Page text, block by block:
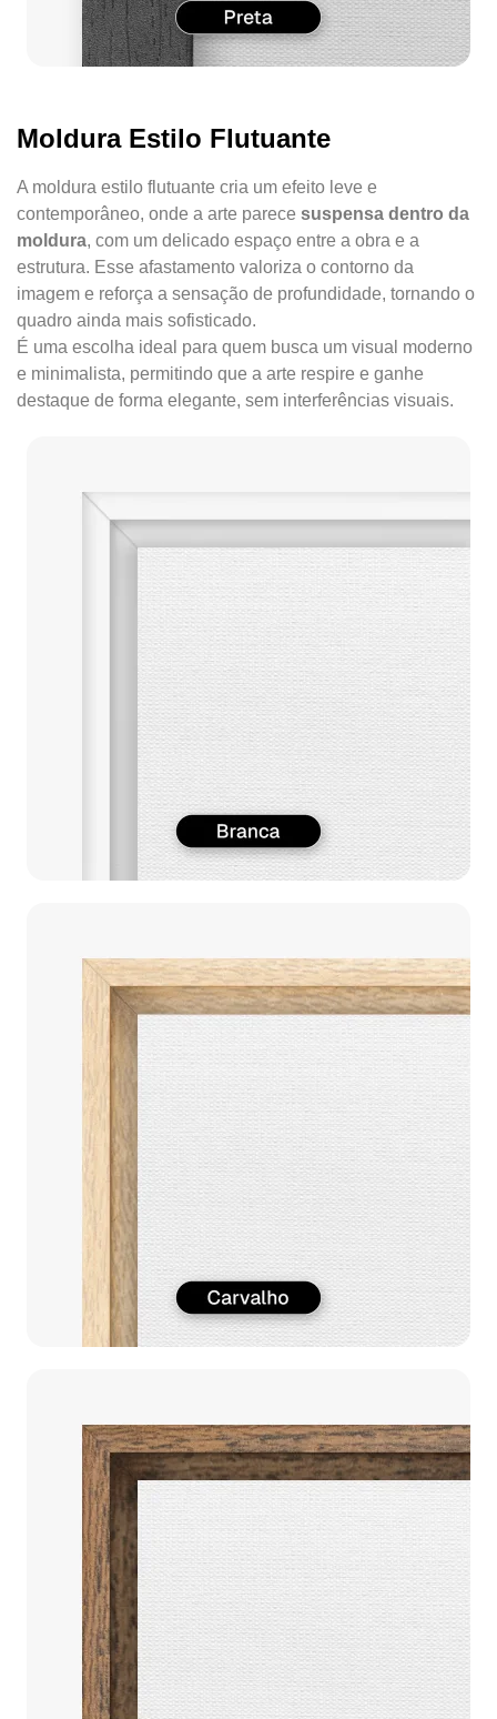
Moldura Estilo Flutuante
A moldura estilo flutuante cria um efeito leve e
contemporâneo, onde a arte parece suspensa dentro da
moldura, com um delicado espaço entre a obra e a
estrutura. Esse afastamento valoriza o contorno da
imagem e reforça a sensação de profundidade, tornando o
quadro ainda mais sofisticado.
É uma escolha ideal para quem busca um visual moderno
e minimalista, permitindo que a arte respire e ganhe
destaque de forma elegante, sem interferências visuais.